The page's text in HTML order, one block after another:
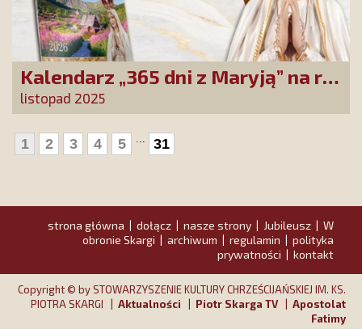
Kalendarz „365 dni z Maryją” na rok
2026 już dostępny! Nowa edycja
zawiera wyjątkowy temat
przewodni
listopad 2025
1 2 3 4 5 31
strona główna dołącz nasze strony Jubileusz
W
obronie Skargi
archiwum regulamin
polityka
prywatności
kontakt
Copyright © by STOWARZYSZENIE KULTURY CHRZEŚCIJAŃSKIEJ IM. KS.
PIOTRA SKARGI | Aktualności Piotr Skarga TV
Apostolat
Fatimy